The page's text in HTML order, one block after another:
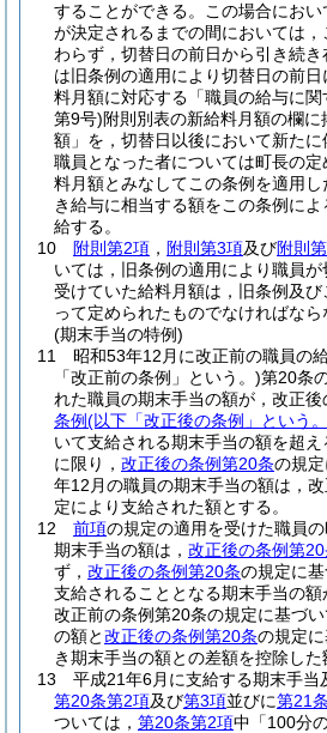
することができる。
この場合にお
が決定されるまでの間においては
わらず，切替日の前日から引き続
は旧条例の適用により切替日の前
料月額に対応する「職員の給与に関
第9号)附則別表の新給料月額の欄
額」を，切替日以後において新た
職員となった者については町長の
料月額とみなしてこの条例を適用
き給与に相当する額をこの条例に
給する。
10
附則第2項 ， 附則第3項及び附則
いては，旧条例の適用により職員
受けていた給料月額は，旧条例及
って定められたものでなければなら
(期末手当の特例)
11
昭和53年12月に改正前の職員の
「改正前の条例」という。)第20条
れた職員の期末手当の額が，改正後
条例(以下「改正後の条例」という
いて支給される期末手当の額を超
に限り， 改正後の条例第20条の規
年12月の職員の期末手当の額は，
定により支給された額とする。
12
前項の規定の適用を受けた職員
期末手当の額は， 改正後の条例第20
ず， 改正後の条例第20条の規定に
支給されることとなる期末手当の
改正前の条例第20条の規定に基づ
の額と改正後の条例第20条の規定
き期末手当の額との差額を控除した
13
平成21年6月に支給する期末手当
第20条第2項及び第3項並びに第21
ついては， 第20条第2項中「100分